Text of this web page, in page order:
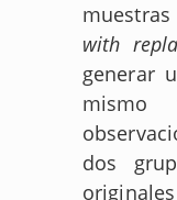
with
generar
mismo
dos